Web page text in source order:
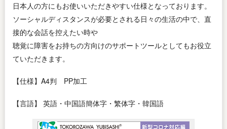
日本人の方にもお使いいただきやすい仕様となっております。
ソーシャルディスタンスが必要とされる日々の生活の中で、直
接的な会話を控えたい時や
聴覚に障害をお持ちの方向けのサポートツールとしてもお役立
ていただきます。
【仕様】A4判 PP加工
【言語】 英語・中国語簡体字・繁体字・韓国語